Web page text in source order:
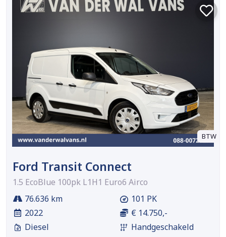
BTW
Ford Transit Connect
1.5 EcoBlue 100pk L1H1 Euro6 Airco
76.636 km
2022
Diesel
101 PK
€ 14.750,-
Handgeschakeld